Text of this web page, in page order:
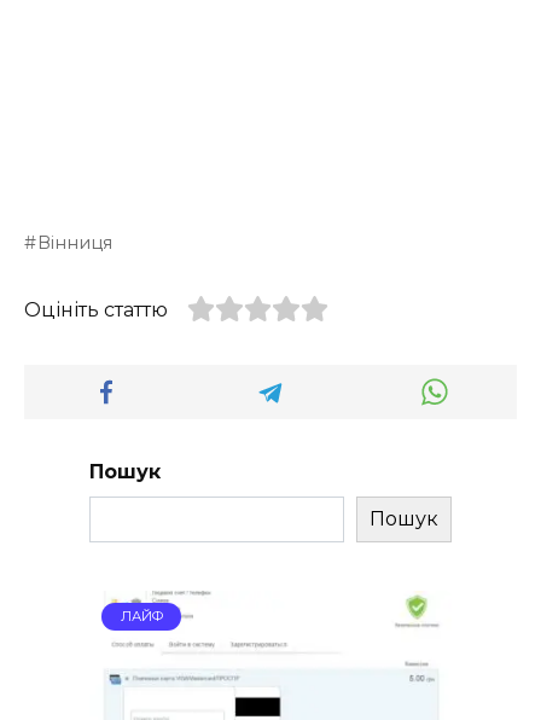
Вінниця
Оцініть статтю
Пошук
Пошук
ЛАЙФ